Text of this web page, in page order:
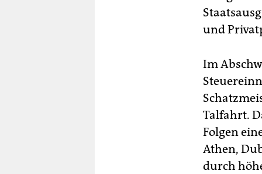
und
Im
Talfahrt.
Folgen
Athen,
durch